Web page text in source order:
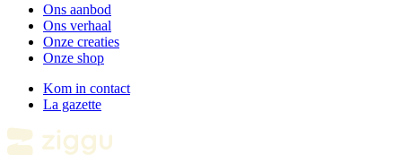
Ons aanbod
Ons verhaal
Onze creaties
Onze shop
Kom in contact
La gazette